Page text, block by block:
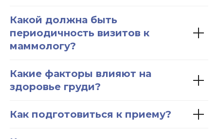
Какой должна быть
периодичность визитов к
маммологу?
Какие факторы влияют на
здоровье груди?
Как подготовиться к приему?